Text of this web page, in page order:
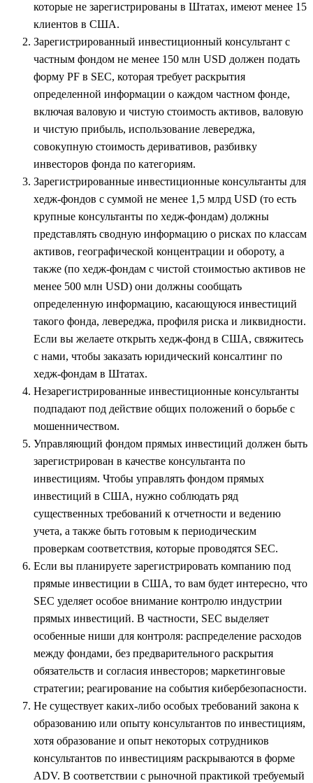
которые не зарегистрированы в Штатах, имеют менее 15
клиентов в США.
Зарегистрированный инвестиционный консультант с
частным фондом не менее 150 млн USD должен подать
форму PF в SEC, которая требует раскрытия
определенной информации о каждом частном фонде,
включая валовую и чистую стоимость активов, валовую
и чистую прибыль, использование левереджа,
совокупную стоимость деривативов, разбивку
инвесторов фонда по категориям.
Зарегистрированные инвестиционные консультанты для
хедж-фондов с суммой не менее 1,5 млрд USD (то есть
крупные консультанты по хедж-фондам) должны
представлять сводную информацию о рисках по классам
активов, географической концентрации и обороту, а
также (по хедж-фондам с чистой стоимостью активов не
менее 500 млн USD) они должны сообщать
определенную информацию, касающуюся инвестиций
такого фонда, левереджа, профиля риска и ликвидности.
Если вы желаете открыть хедж-фонд в США, свяжитесь
с нами, чтобы заказать юридический консалтинг по
хедж-фондам в Штатах.
Незарегистрированные инвестиционные консультанты
подпадают под действие общих положений о борьбе с
мошенничеством.
Управляющий фондом прямых инвестиций должен быть
зарегистрирован в качестве консультанта по
инвестициям. Чтобы управлять фондом прямых
инвестиций в США, нужно соблюдать ряд
существенных требований к отчетности и ведению
учета, а также быть готовым к периодическим
проверкам соответствия, которые проводятся SEC.
Если вы планируете зарегистрировать компанию под
прямые инвестиции в США, то вам будет интересно, что
SEC уделяет особое внимание контролю индустрии
прямых инвестиций. В частности, SEC выделяет
особенные ниши для контроля: распределение расходов
между фондами, без предварительного раскрытия
обязательств и согласия инвесторов; маркетинговые
стратегии; реагирование на события кибербезопасности.
Не существует каких-либо особых требований закона к
образованию или опыту консультантов по инвестициям,
хотя образование и опыт некоторых сотрудников
консультантов по инвестициям раскрываются в форме
ADV. В соответствии с рыночной практикой требуемый